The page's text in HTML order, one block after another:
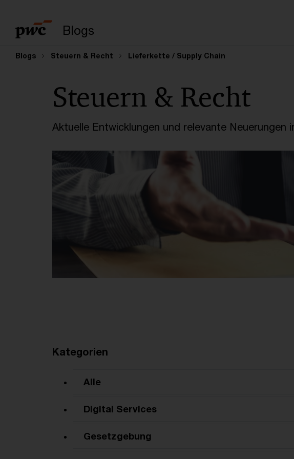
Blogs
Blogs Steuern & Recht Lieferkette / Supply Chain
Steuern & Recht
Aktuelle Entwicklungen und relevante
Kategorien
Alle
Digital Services
Gesetzgebung